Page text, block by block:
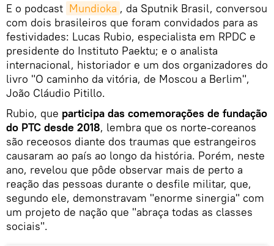
E o podcast Mundioka , da Sputnik Brasil, conversou
com dois brasileiros que foram convidados para as
festividades: Lucas Rubio, especialista em RPDC e
presidente do Instituto Paektu; e o analista
internacional, historiador e um dos organizadores do
livro "O caminho da vitória, de Moscou a Berlim",
João Cláudio Pitillo.
Rubio, que participa das comemorações de fundação
do PTC desde 2018, lembra que os norte-coreanos
são receosos diante dos traumas que estrangeiros
causaram ao país ao longo da história. Porém, neste
ano, revelou que pôde observar mais de perto a
reação das pessoas durante o desfile militar, que,
segundo ele, demonstravam "enorme sinergia" com
um projeto de nação que "abraça todas as classes
sociais".